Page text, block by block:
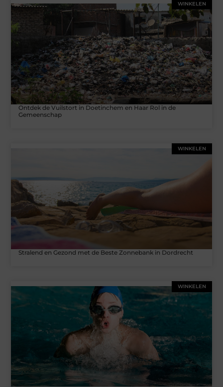
WINKELEN
Ontdek de Vuilstort in Doetinchem en Haar Rol in de
Gemeenschap
WINKELEN
Stralend en Gezond met de Beste Zonnebank in Dordrecht
WINKELEN